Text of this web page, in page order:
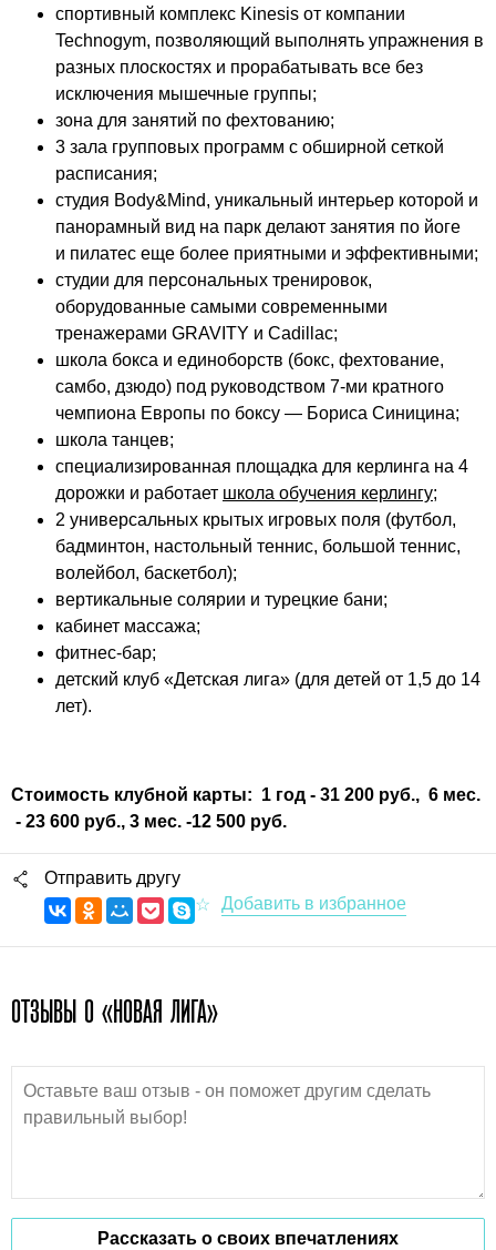
спортивный комплекc Kinesis от компании
Technogym, позволяющий выполнять упражнения в
разных плоскостях и прорабатывать все без
исключения мышечные группы;
зона для занятий по фехтованию;
3 зала групповых программ с обширной сеткой
расписания;
студия Body&Mind, уникальный интерьер которой и
панорамный вид на парк делают занятия по йоге
и пилатес еще более приятными и эффективными;
студии для персональных тренировок,
оборудованные самыми современными
тренажерами GRAVITY и Cadillac;
школа бокса и единоборств (бокс, фехтование,
самбо, дзюдо) под руководством 7-ми кратного
чемпиона Европы по боксу — Бориса Синицина;
школа танцев;
специализированная площадка для керлинга на 4
дорожки и работает школа обучения керлингу;
2 универсальных крытых игровых поля (футбол,
бадминтон, настольный теннис, большой теннис,
волейбол, баскетбол);
вертикальные солярии и турецкие бани;
кабинет массажа;
фитнес-бар;
детский клуб «Детская лига» (для детей от 1,5 до 14
лет).
Стоимость клубной карты: 1 год - 31 200 руб., 6 мес.
- 23 600 руб., 3 мес. -12 500 руб.
Отправить другу
ОТЗЫВЫ О «НОВАЯ ЛИГА»
Рассказать о своих впечатлениях